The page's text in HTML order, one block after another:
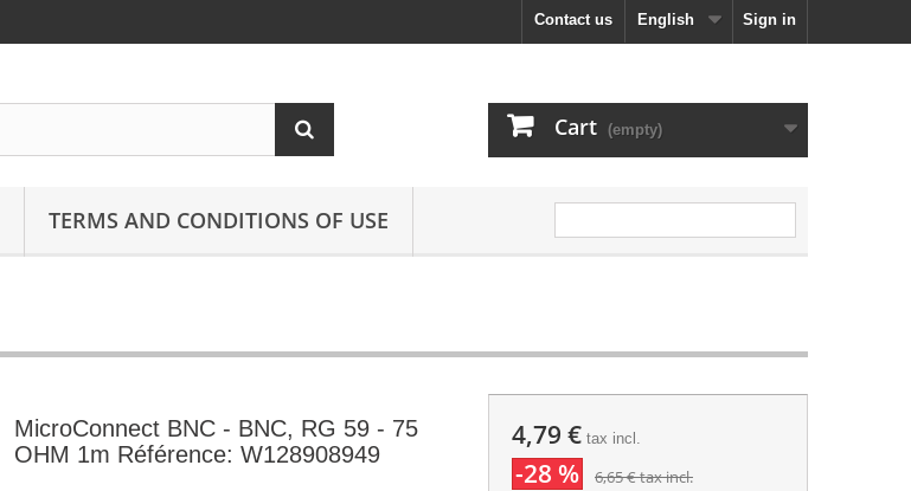
Sign in
English
Contact us
Cart (empty)
TERMS AND CONDITIONS OF USE
MicroConnect BNC - BNC, RG 59 - 75
OHM 1m Référence: W128908949
4,79 €tax incl.
-28 % 6,65 €tax incl.